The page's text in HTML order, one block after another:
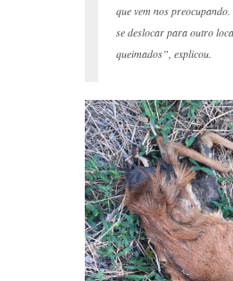
que vem nos
se deslocar para outro
queimados”, explicou.